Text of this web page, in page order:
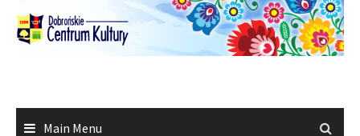
content
Main Menu